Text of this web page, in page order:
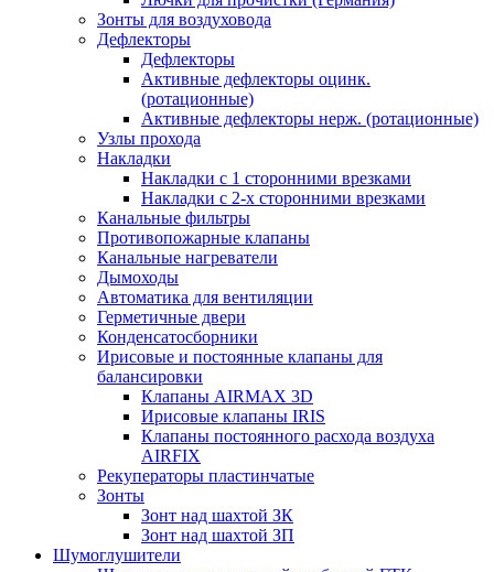
Зонты для воздуховода
Дефлекторы
Дефлекторы
Активные дефлекторы оцинк.
(ротационные)
Активные дефлекторы нерж. (ротационные)
Узлы прохода
Накладки
Накладки с 1 сторонними врезками
Накладки с 2-х сторонними врезками
Канальные фильтры
Противопожарные клапаны
Канальные нагреватели
Дымоходы
Автоматика для вентиляции
Герметичные двери
Конденсатосборники
Ирисовые и постоянные клапаны для
балансировки
Клапаны AIRMAX 3D
Ирисовые клапаны IRIS
Клапаны постоянного расхода воздуха
AIRFIX
Рекуператоры пластинчатые
Зонты
Зонт над шахтой ЗК
Зонт над шахтой ЗП
Шумоглушители